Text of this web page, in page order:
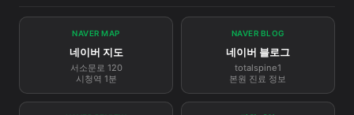
NAVER MAP
네이버 지도
서소문로 120
시청역 1분
NAVER BLOG
네이버 블로그
totalspine1
본원 진료 정보